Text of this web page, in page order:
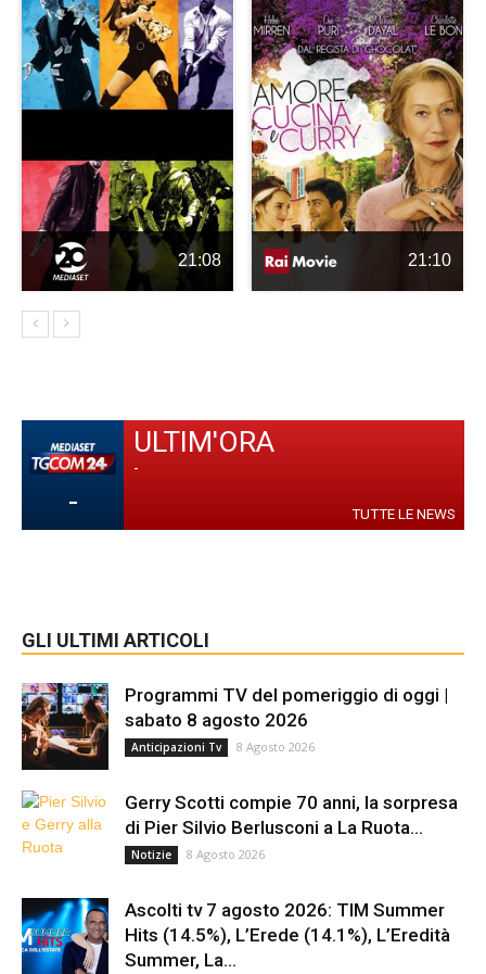
21:08 21:10
-
ULTIM'ORA
-
TUTTE LE NEWS
GLI ULTIMI ARTICOLI
Programmi TV del pomeriggio di oggi |
sabato 8 agosto 2026
Anticipazioni Tv 8 Agosto 2026
Gerry Scotti compie 70 anni, la sorpresa
di Pier Silvio Berlusconi a La Ruota...
Notizie 8 Agosto 2026
Ascolti tv 7 agosto 2026: TIM Summer
Hits (14.5%), L’Erede (14.1%), L’Eredità
Summer, La...